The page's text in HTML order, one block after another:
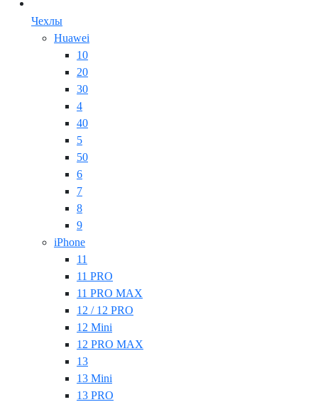
Чехлы
Huawei
10
20
30
4
40
5
50
6
7
8
9
iPhone
11
11 PRO
11 PRO MAX
12 / 12 PRO
12 Mini
12 PRO MAX
13
13 Mini
13 PRO